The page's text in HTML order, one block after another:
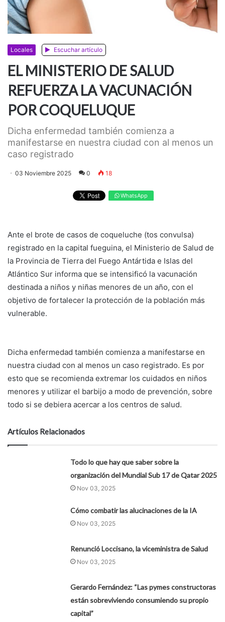
Locales Escuchar artículo
EL MINISTERIO DE SALUD
REFUERZA LA VACUNACIÓN
POR COQUELUQUE
Dicha enfermedad también comienza a
manifestarse en nuestra ciudad con al menos un
caso registrado
03 Noviembre 2025 0 18
WhatsApp
Ante el brote de casos de coqueluche (tos convulsa)
registrado en la capital fueguina, el Ministerio de Salud de
la Provincia de Tierra del Fuego Antártida e Islas del
Atlántico Sur informa que se intensificó la vacunación
destinada a niños y niñas menores de un año, con el
objetivo de fortalecer la protección de la población más
vulnerable.
Dicha enfermedad también comienza a manifestarse en
nuestra ciudad con al menos un caso registrado. Es por
esto que se recomienda extremar los cuidados en niños
menores y utilizar el barbijo a modo de prevención, sobre
todo si se debiera acercar a los centros de salud.
Artículos Relacionados
Todo lo que hay que saber sobre la
organización del Mundial Sub 17 de Qatar 2025
Nov 03, 2025
Cómo combatir las alucinaciones de la IA
Nov 03, 2025
Renunció Loccisano, la viceministra de Salud
Nov 03, 2025
Gerardo Fernández: “Las pymes constructoras
están sobreviviendo consumiendo su propio
capital”